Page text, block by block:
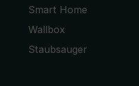
Smart Home
Wallbox
Staubsauger